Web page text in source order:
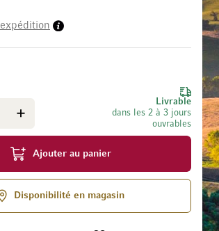
expédition
Livrable
dans les 2 à 3 jours
ouvrables
Ajouter au panier
Disponibilité en magasin